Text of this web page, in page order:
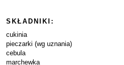
SKŁADNIKI:
cukinia
pieczarki (wg uznania)
cebula
marchewka